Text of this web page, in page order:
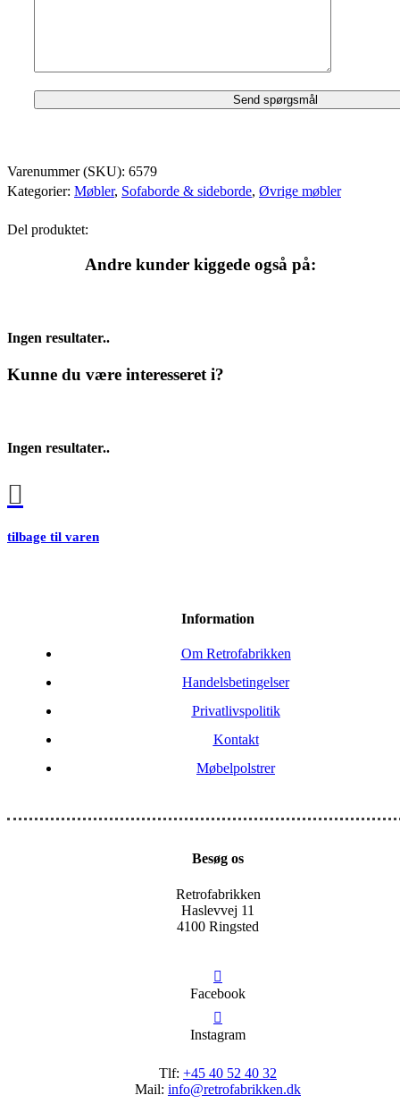
Varenummer (SKU): 6579
Kategorier: Møbler, Sofaborde & sideborde, Øvrige møbler
Del produktet:
Andre kunder kiggede også på:
Ingen resultater..
Kunne du være interesseret i?
Ingen resultater..
tilbage til varen
Information
Om Retrofabrikken
Handelsbetingelser
Privatlivspolitik
Kontakt
Møbelpolstrer
Besøg os
Retrofabrikken
Haslevvej 11
4100 Ringsted
Facebook
Instagram
Tlf: +45 40 52 40 32
Mail: info@retrofabrikken.dk